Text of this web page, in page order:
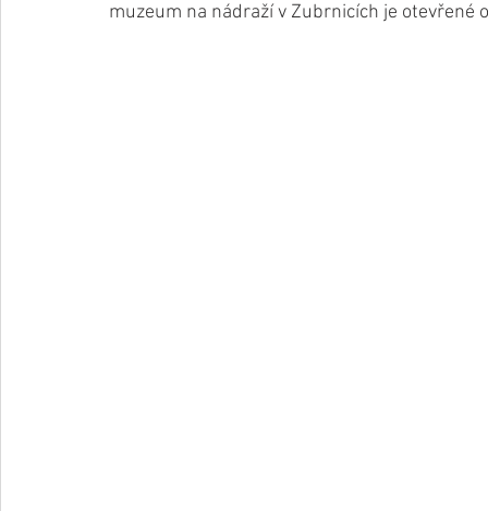
muzeum na nádraží v Zubrnicích je otevřené